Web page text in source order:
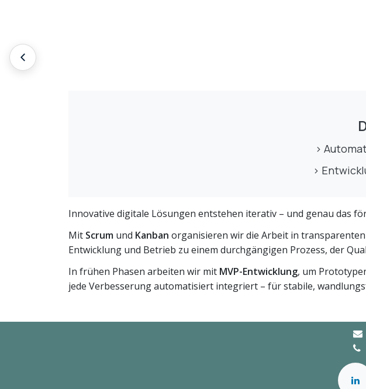
>
>
Innovative digitale Lösungen entstehen iterativ – und genau das
Mit Scrum und Kanban organisieren wir die Arbeit in
Entwicklung und Betrieb zu einem durchgängigen Prozess, der
In frühen Phasen arbeiten wir mit MVP-Entwicklung, um
jede Verbesserung automatisiert integriert – für stabile,
Automatisieren